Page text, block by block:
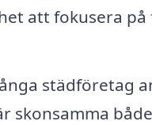
att fokusera
städföretag
skonsamma